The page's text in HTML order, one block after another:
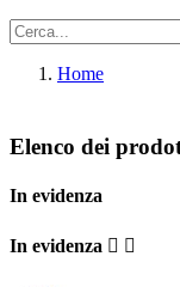
Home
Elenco dei
In evidenza
In evidenza  